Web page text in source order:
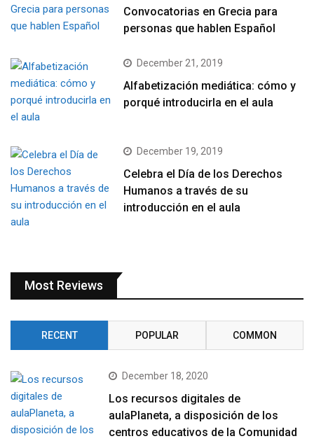
Convocatorias en Grecia para
personas que hablen Español
December 21, 2019
Alfabetización mediática: cómo y
porqué introducirla en el aula
December 19, 2019
Celebra el Día de los Derechos
Humanos a través de su
introducción en el aula
Most Reviews
RECENT POPULAR COMMON
December 18, 2020
Los recursos digitales de
aulaPlaneta, a disposición de los
centros educativos de la Comunidad